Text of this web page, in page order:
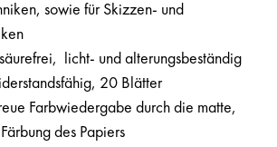
sowie für Skizzen- und
licht- und alterungsbeständig
20 Blätter
Farbwiedergabe durch die matte,
des Papiers